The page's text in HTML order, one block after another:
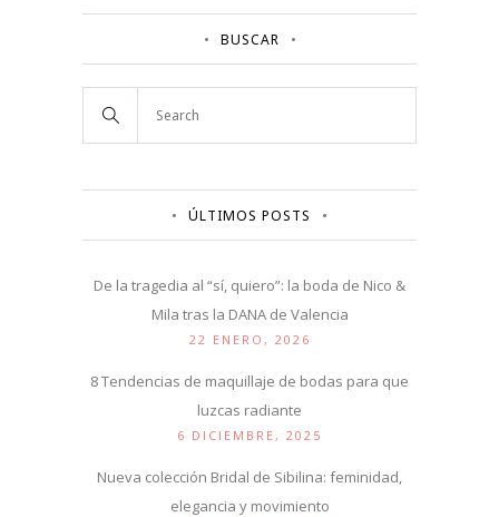
BUSCAR
ÚLTIMOS POSTS
De la tragedia al “sí, quiero”: la boda de Nico &
Mila tras la DANA de Valencia
22 ENERO, 2026
8 Tendencias de maquillaje de bodas para que
luzcas radiante
6 DICIEMBRE, 2025
Nueva colección Bridal de Sibilina: feminidad,
elegancia y movimiento